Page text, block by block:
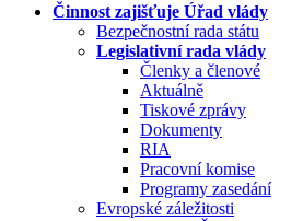
Činnost zajišťuje Úřad vlády
Bezpečnostní rada státu
Legislativní rada vlády
Členky a členové
Aktuálně
Tiskové zprávy
Dokumenty
RIA
Pracovní komise
Programy zasedání
Evropské záležitosti